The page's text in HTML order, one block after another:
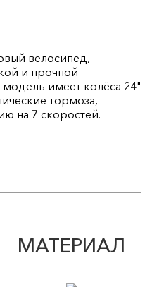
велосипед,
и прочной
имеет колёса 24"
тормоза,
на 7 скоростей.
МАТЕРИАЛ